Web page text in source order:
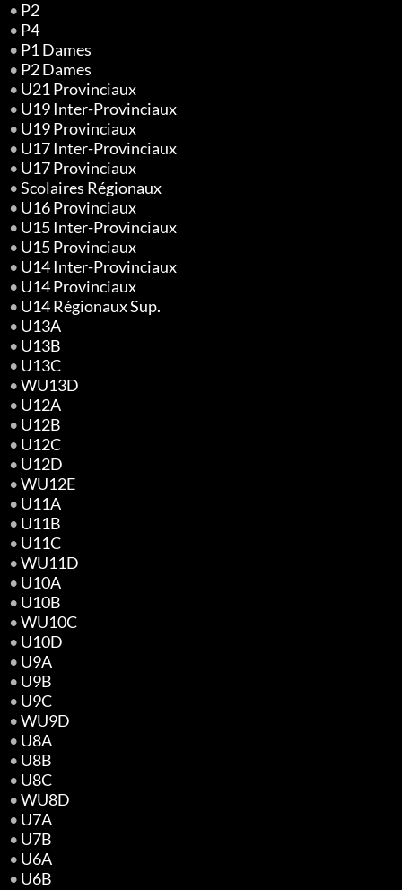
• P2
• P4
• P1 Dames
• P2 Dames
• U21 Provinciaux
• U19 Inter-Provinciaux
• U19 Provinciaux
• U17 Inter-Provinciaux
• U17 Provinciaux
•Scolaires Régionaux
• U16 Provinciaux
• U15 Inter-Provinciaux
• U15 Provinciaux
• U14 Inter-Provinciaux
• U14 Provinciaux
• U14 Régionaux Sup.
• U13A
• U13B
• U13C
•WU13D
• U12A
• U12B
• U12C
• U12D
•WU12E
• U11A
• U11B
• U11C
•WU11D
• U10A
• U10B
•WU10C
• U10D
• U9A
• U9B
• U9C
•WU9D
• U8A
• U8B
• U8C
•WU8D
• U7A
• U7B
• U6A
• U6B